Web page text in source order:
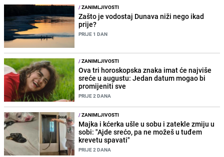
/ZANIMLJIVOSTI
Zašto je vodostaj Dunava niži nego ikad
prije?
PRIJE 1 DAN
/ZANIMLJIVOSTI
Ova tri horoskopska znaka imat će najviše
sreće u augustu: Jedan datum mogao bi
promijeniti sve
PRIJE 2 DANA
/ZANIMLJIVOSTI
Majka i kćerka ušle u sobu i zatekle zmiju u
sobi: "Ajde srećo, pa ne možeš u tuđem
krevetu spavati"
PRIJE 2 DANA